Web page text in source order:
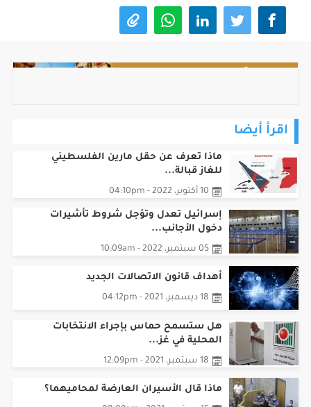
ماذا تعرف عن حقل مارين الفلسطيني
للغاز قبالة...
10 أكتوبر، 2022 - 04:10pm
إسرائيل تعدل وتؤجل شروط تأشيرات
دخول الأجانب...
أهداف قانون الاتصالات الجديد
هل ستسمح حماس بإجراء الانتخابات
المحلية في غز...